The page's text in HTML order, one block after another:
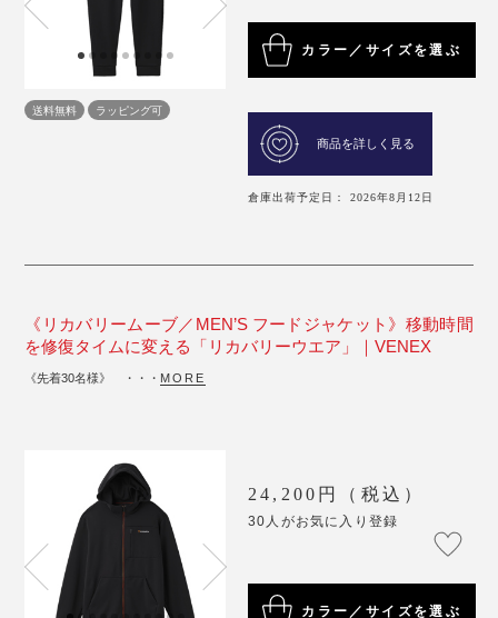
送料無料 ラッピング可
カラー／サイズを選ぶ
商品を詳しく見る
倉庫出荷予定日： 2026年8月12日
《リカバリームーブ／MEN’S フードジャケット》移動時間
を修復タイムに変える「リカバリーウエア」｜VENEX
《先着30名様》 ・・・ MORE
24,200円（税込）
30人がお気に入り登録
カラー／サイズを選ぶ